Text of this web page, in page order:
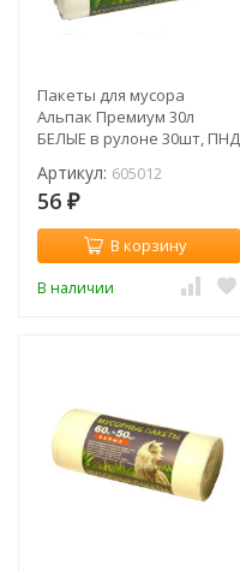
Пакеты для мусора
Альпак Премиум 30л
БЕЛЫЕ в рулоне 30шт, ПНД
605012
Артикул: 605012
56 ₽
В корзину
В наличии